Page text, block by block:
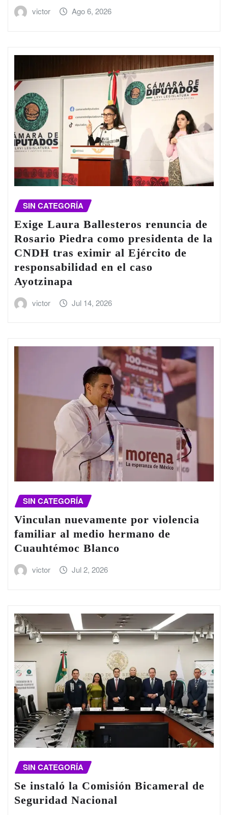
victor Ago 6, 2026
SIN CATEGORÍA
Exige Laura Ballesteros renuncia de
Rosario Piedra como presidenta de la
CNDH tras eximir al Ejército de
responsabilidad en el caso
Ayotzinapa
victor Jul 14, 2026
SIN CATEGORÍA
Vinculan nuevamente por violencia
familiar al medio hermano de
Cuauhtémoc Blanco
victor Jul 2, 2026
SIN CATEGORÍA
Se instaló la Comisión Bicameral de
Seguridad Nacional